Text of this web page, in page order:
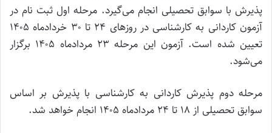
پذیرش با سوابق تحصیلی انجام می‌گیرد. مرحله اول ثبت نام در
آزمون کاردانی به کارشناسی در روز‌های ۲۴ تا ۳۰ خردادماه ۱۴۰۵
تعیین شده است. آزمون این مرحله ۲۳ مردادماه ۱۴۰۵ برگزار
می‌شود.
مرحله دوم پذیرش کاردانی به کارشناسی با پذیرش بر اساس
سوابق تحصیلی از ۱۸ تا ۲۴ مردادماه ۱۴۰۵ انجام خواهد شد.